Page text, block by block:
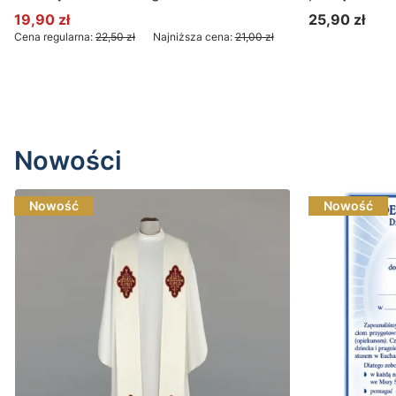
Cena promocyjna
19,90 zł
Cena regularna: 22,50 zł Najniższa cena: 21,00 zł
Sandomierz
Cena
25,90 zł
Nowości
Nowość Nowość